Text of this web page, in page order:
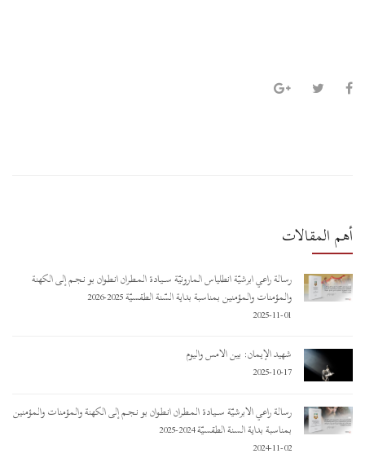
أهم المقالات
رسالة راعي أبرشيّة أنطلياس المارونيّة ســـيـادة المـطـران أنـطـوان بو نـجـم إلى الكهنة
والمؤمنات والمؤمنين بمناسبة بداية السّنة الطقسيّة 2025-2026
2025-11-01
شهيد الإيمان: بين الأمس واليوم
2025-10-17
رسالة راعي الأبرشيّة ســـيـادة المـطـران أنـطـوان بو نـجـم إلى الكهنة والمؤمنات والمؤمنين
بمناسبة بداية السنة الطقسيّة 2024-2025
2024-11-02